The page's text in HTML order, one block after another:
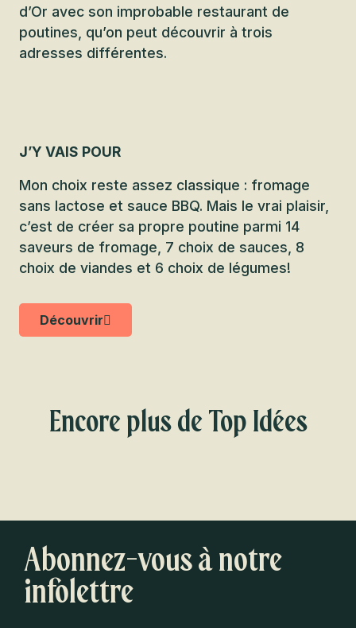
d’Or avec son improbable restaurant de
poutines, qu’on peut découvrir à trois
adresses différentes.
J’Y VAIS POUR
Mon choix reste assez classique : fromage
sans lactose et sauce BBQ. Mais le vrai plaisir,
c’est de créer sa propre poutine parmi 14
saveurs de fromage, 7 choix de sauces, 8
choix de viandes et 6 choix de légumes!
Découvrir
Encore plus de Top Idées
Abonnez-vous à notre
infolettre